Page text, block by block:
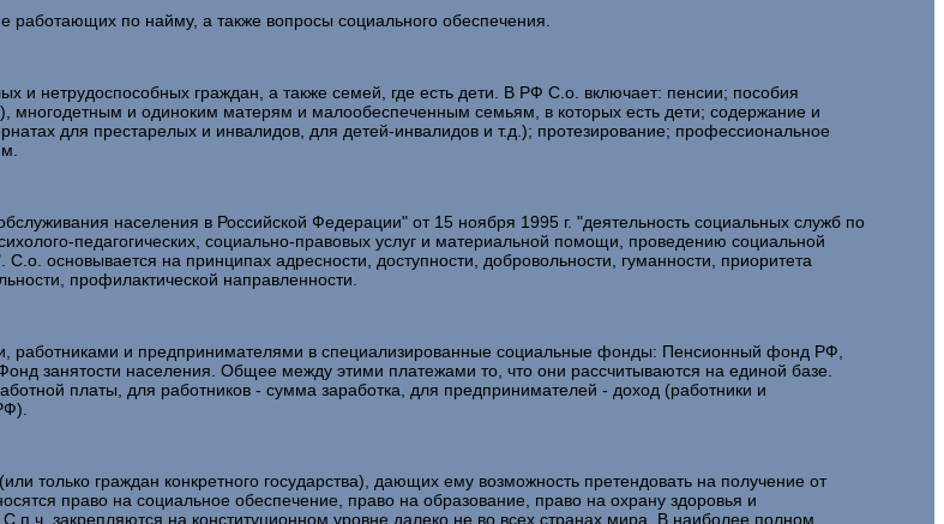
по найму, а также вопросы социального обеспечения.
граждан, а также семей, где есть дети. В РФ С.о. включает: пенсии; пособия
и одиноким матерям и малообеспеченным семьям, в которых есть дети; содержание и
для престарелых и инвалидов, для детей-инвалидов и т.д.); протезирование; профессиональное
населения в Российской Федерации" от 15 ноября 1995 г. "деятельность социальных служб по
педагогических, социально-правовых услуг и материальной помощи, проведению социальной
основывается на принципах адресности, доступности, добровольности, гуманности, приоритета
профилактической направленности.
и предпринимателями в специализированные социальные фонды: Пенсионный фонд РФ,
занятости населения. Общее между этими платежами то, что они рассчитываются на единой базе.
платы, для работников - сумма заработка, для предпринимателей - доход (работники и
граждан конкретного государства), дающих ему возможность претендовать на получение от
право на социальное обеспечение, право на образование, право на охрану здоровья и
закрепляются на конституционном уровне далеко не во всех странах мира. В наиболее полном